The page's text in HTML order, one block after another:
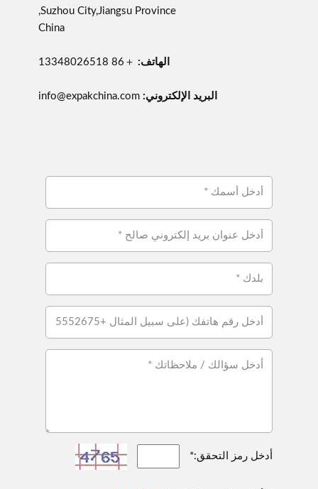
Suzhou City,Jiangsu Province,
China
الهاتف: ＋86 13348026518
البريد الإلكتروني: info@expakchina.com
أدخل رمز التحقق:*